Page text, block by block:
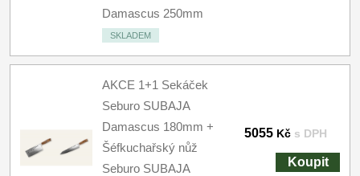
Damascus 250mm
SKLADEM
AKCE 1+1 Sekáček
Seburo SUBAJA
Damascus 180mm +
Šéfkuchařský nůž
Seburo SUBAJA
5055 Kč s DPH
Koupit